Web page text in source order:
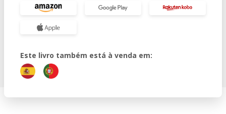
Este livro também está à venda em: